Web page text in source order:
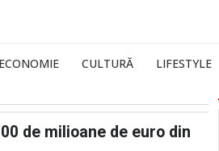
ECONOMIE CULTURĂ LIFESTYLE
de milioane de euro din